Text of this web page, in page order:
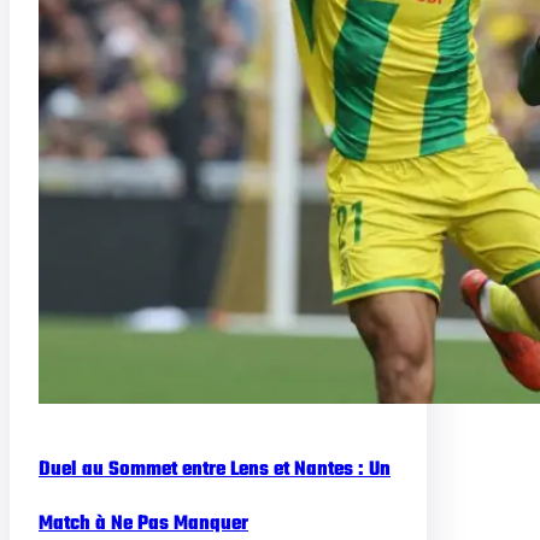
Duel au Sommet entre Lens et Nantes : Un
Match à Ne Pas Manquer